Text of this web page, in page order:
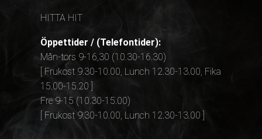
HITTA HIT
Öppettider / (Telefontider):
Mån-tors 9-16,30 (10.30-16.30)
[ Frukost 9.30-10.00, Lunch 12.30-13.00, Fika
15.00-15.20 ]
Fre 9-15 (10.30-15.00)
[ Frukost 9.30-10.00, Lunch 12.30-13.00 ]